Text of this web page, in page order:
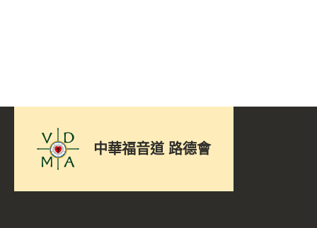
中華福音道 路德會